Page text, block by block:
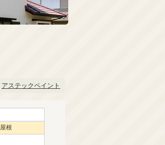
アステックペイント
屋根